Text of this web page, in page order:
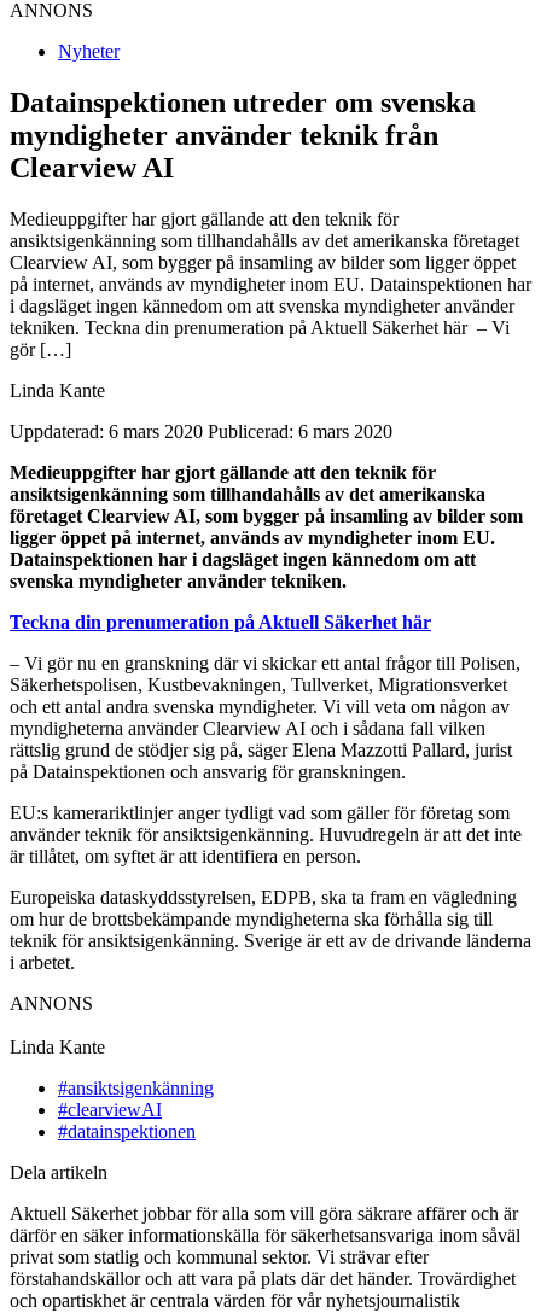
ANNONS
Nyheter
Datainspektionen utreder om svenska
myndigheter använder teknik från
Clearview AI
Medieuppgifter har gjort gällande att den teknik för
ansiktsigenkänning som tillhandahålls av det amerikanska företaget
Clearview AI, som bygger på insamling av bilder som ligger öppet
på internet, används av myndigheter inom EU. Datainspektionen har
i dagsläget ingen kännedom om att svenska myndigheter använder
tekniken. Teckna din prenumeration på Aktuell Säkerhet här – Vi
gör […]
Linda Kante
Uppdaterad: 6 mars 2020 Publicerad: 6 mars 2020
Medieuppgifter har gjort gällande att den teknik för
ansiktsigenkänning som tillhandahålls av det amerikanska
företaget Clearview AI, som bygger på insamling av bilder som
ligger öppet på internet, används av myndigheter inom EU.
Datainspektionen har i dagsläget ingen kännedom om att
svenska myndigheter använder tekniken.
Teckna din prenumeration på Aktuell Säkerhet här
– Vi gör nu en granskning där vi skickar ett antal frågor till Polisen,
Säkerhetspolisen, Kustbevakningen, Tullverket, Migrationsverket
och ett antal andra svenska myndigheter. Vi vill veta om någon av
myndigheterna använder Clearview AI och i sådana fall vilken
rättslig grund de stödjer sig på, säger Elena Mazzotti Pallard, jurist
på Datainspektionen och ansvarig för granskningen.
EU:s kamerariktlinjer anger tydligt vad som gäller för företag som
använder teknik för ansiktsigenkänning. Huvudregeln är att det inte
är tillåtet, om syftet är att identifiera en person.
Europeiska dataskyddsstyrelsen, EDPB, ska ta fram en vägledning
om hur de brottsbekämpande myndigheterna ska förhålla sig till
teknik för ansiktsigenkänning. Sverige är ett av de drivande länderna
i arbetet.
ANNONS
Linda Kante
#ansiktsigenkänning
#clearviewAI
#datainspektionen
Dela artikeln
Aktuell Säkerhet jobbar för alla som vill göra säkrare affärer och är
därför en säker informationskälla för säkerhetsansvariga inom såväl
privat som statlig och kommunal sektor. Vi strävar efter
förstahandskällor och att vara på plats där det händer. Trovärdighet
och opartiskhet är centrala värden för vår nyhetsjournalistik